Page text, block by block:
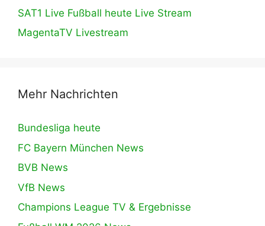
SAT1 Live Fußball heute Live Stream
MagentaTV Livestream
Mehr Nachrichten
Bundesliga heute
FC Bayern München News
BVB News
VfB News
Champions League TV & Ergebnisse